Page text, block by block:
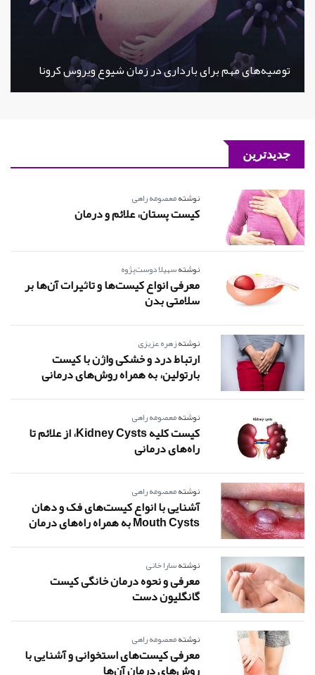
توصیه‌های مهم برای بارداری در زمان شیوع ویروس کرونا
جدیدترین
نوشتهمعصومه راهی
کیست پستان، علائم و درمان
نوشتهسهیلا دوست‌پژوه
معرفی انواع کیست‌ها و تاثیرات آن‌ها بر
سلامتی بدن
نوشتهزهره عزیزی
ارتباط درد و خشکی واژن با کیست
بارتولین، به همراه روش‌های درمانی
نوشتهمعصومه راهی
کیست کلیه Kidney Cysts، از علائم تا
راه‌های درمانی
نوشتهمعصومه راهی
آشنایی با انواع کیست‌های فک و دهان
Mouth Cysts به همراه راه‌های درمان
نوشتهسارا خانی
معرفی و نحوه درمان خانگی کیست
گانگلیون دست
نوشتهمعصومه راهی
معرفی کیست‌های استخوانی و آشنایی با